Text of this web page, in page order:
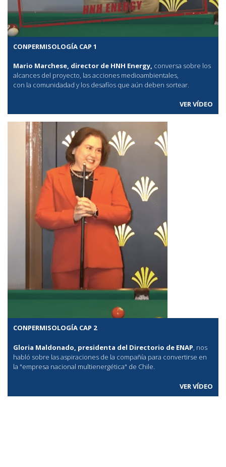
CONPERMISOLOGÍA CAP 1
Mario Marchese, director de HNH Energy, conversa sobre los
alcances del proyecto, las acciones medioambientales,
con la comunidadad y los desafíos que aún deben sortear.
VER VÍDEO
CONPERMISOLOGÍA CAP 2
Gloria Maldonado, presidenta del Directorio de ENAP, nos
habló sobre las aspiraciones de la compañía para convertirse en
la "empresa nacional multienergética" de Chile.
VER VÍDEO